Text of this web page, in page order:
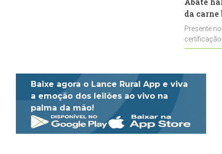
da
Presente
Baixe agora o Lance Rural App e viva
a emoção dos leilões ao vivo na
palma da mão!